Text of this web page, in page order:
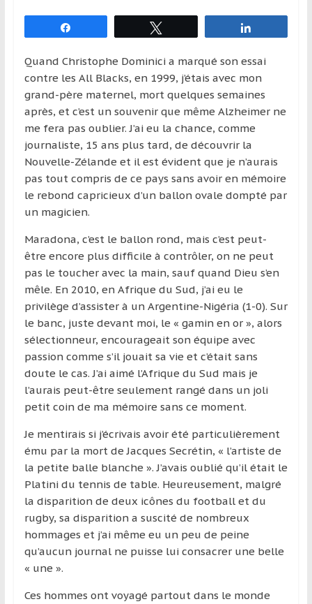
passionnés
ou
simples
spectateurs
de
sport,
qui
déplacent
en
France
l’étranger
pour
assouvir
leur
passion,
tout
en
profitant
de
découverte
culturelle
d’un
pays
d’une
région
Quand Christophe Dominici a marqué son essai
contre les All Blacks, en 1999, j’étais avec mon
grand-père maternel, mort quelques semaines
après, et c’est un souvenir que même Alzheimer ne
me fera pas oublier. J’ai eu la chance, comme
journaliste, 15 ans plus tard, de découvrir la
Nouvelle-Zélande et il est évident que je n’aurais
pas tout compris de ce pays sans avoir en mémoire
le rebond capricieux d’un ballon ovale dompté par
un magicien.
Maradona, c’est le ballon rond, mais c’est peut-
être encore plus difficile à contrôler, on ne peut
pas le toucher avec la main, sauf quand Dieu s’en
mêle. En 2010, en Afrique du Sud, j’ai eu le
privilège d’assister à un Argentine-Nigéria (1-0). Sur
le banc, juste devant moi, le « gamin en or », alors
sélectionneur, encourageait son équipe avec
passion comme s’il jouait sa vie et c’était sans
doute le cas. J’ai aimé l’Afrique du Sud mais je
l’aurais peut-être seulement rangé dans un joli
petit coin de ma mémoire sans ce moment.
Je mentirais si j’écrivais avoir été particulièrement
ému par la mort de Jacques Secrétin, « l’artiste de
la petite balle blanche ». J’avais oublié qu’il était le
Platini du tennis de table. Heureusement, malgré
la disparition de deux icônes du football et du
rugby, sa disparition a suscité de nombreux
hommages et j’ai même eu un peu de peine
qu’aucun journal ne puisse lui consacrer une belle
« une ».
Ces hommes ont voyagé partout dans le monde